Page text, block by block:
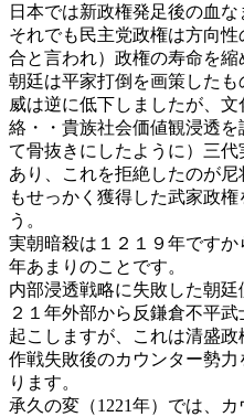
日本では新政権発足後の血な
それでも民主党政権は方向
合と言われ）政権の寿命を縮
朝廷は平家打倒を画策した
威は逆に低下しましたが、
絡・・貴族社会価値観浸透
て骨抜きにしたように）三
あり、これを拒絶したのが
もせっかく獲得した武家政
う。
実朝暗殺は１２１９年です
年あまりのことです。
内部浸透戦略に失敗した朝
２１年外部から反鎌倉不平
起こしますが、これは清盛
作戦失敗後のカウンター勢
ります。
承久の変（1221年）では、